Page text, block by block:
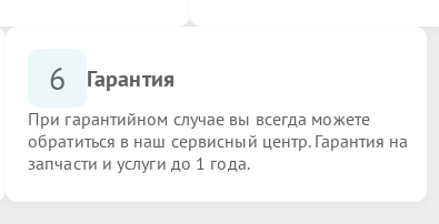
6 Гарантия
При гарантийном случае вы всегда можете
обратиться в наш сервисный центр. Гарантия на
запчасти и услуги до 1 года.